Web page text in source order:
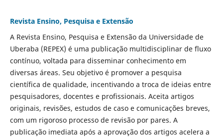
Revista Ensino, Pesquisa e Extensão
A Revista Ensino, Pesquisa e Extensão da Universidade de
Uberaba (REPEX) é uma publicação multidisciplinar de fluxo
contínuo, voltada para disseminar conhecimento em
diversas áreas. Seu objetivo é promover a pesquisa
científica de qualidade, incentivando a troca de ideias entre
pesquisadores, docentes e profissionais. Aceita artigos
originais, revisões, estudos de caso e comunicações breves,
com um rigoroso processo de revisão por pares. A
publicação imediata após a aprovação dos artigos acelera a